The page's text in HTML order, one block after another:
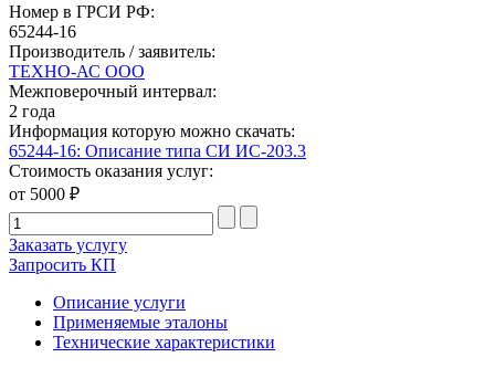
Номер в ГРСИ РФ:
65244-16
Производитель / заявитель:
ТЕХНО-АС ООО
Межповерочный интервал:
2 года
Информация которую можно скачать:
65244-16: Описание типа СИ ИС-203.3
Стоимость оказания услуг:
от 5000 ₽
Заказать услугу
Запросить КП
Описание услуги
Применяемые эталоны
Технические характеристики